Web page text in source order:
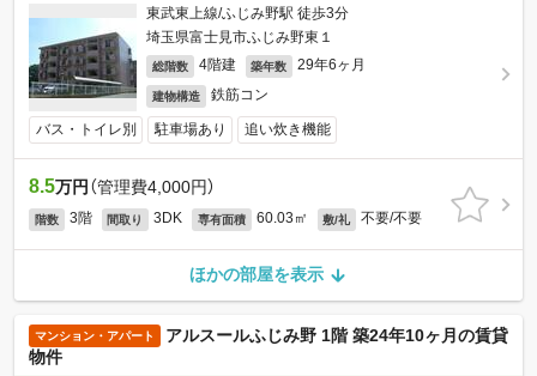
東武東上線/ふじみ野駅 徒歩3分
埼玉県富士見市ふじみ野東１
総階数 4階建 築年数 29年6ヶ月
建物構造 鉄筋コン
バス・トイレ別 駐車場あり 追い炊き機能
8.5万円 （管理費4,000円）
階数 3階 間取り 3DK 専有面積 60.03㎡ 敷/礼 不要/不要
ほかの部屋を表示
マンション・アパート
アルスールふじみ野 1階 築24年10ヶ月の賃貸
物件